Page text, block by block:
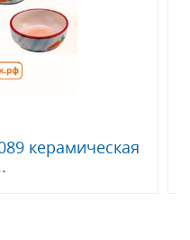
керамическая